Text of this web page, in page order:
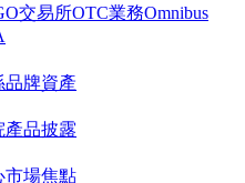
交易所OTC業務Omnibus
品牌資產
產品披露
市場焦點